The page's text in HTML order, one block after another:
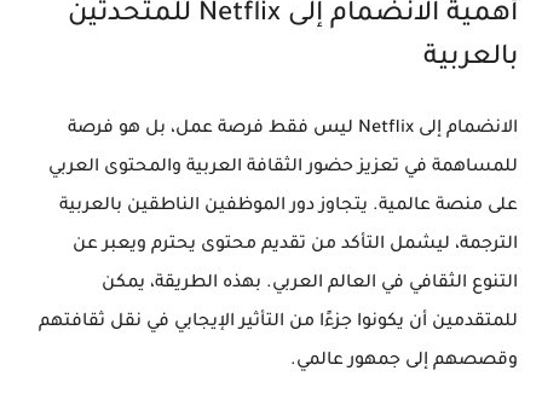
أهمية الانضمام إلى Netflix للمتحدثين
بالعربية
الانضمام إلى Netflix ليس فقط فرصة عمل، بل هو فرصة
للمساهمة في تعزيز حضور الثقافة العربية والمحتوى العربي
على منصة عالمية. يتجاوز دور الموظفين الناطقين بالعربية
الترجمة، ليشمل التأكد من تقديم محتوى يحترم ويعبر عن
التنوع الثقافي في العالم العربي. بهذه الطريقة، يمكن
للمتقدمين أن يكونوا جزءًا من التأثير الإيجابي في نقل ثقافتهم
وقصصهم إلى جمهور عالمي.